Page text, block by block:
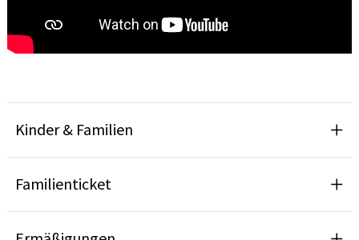
Kinder & Familien
Familienticket